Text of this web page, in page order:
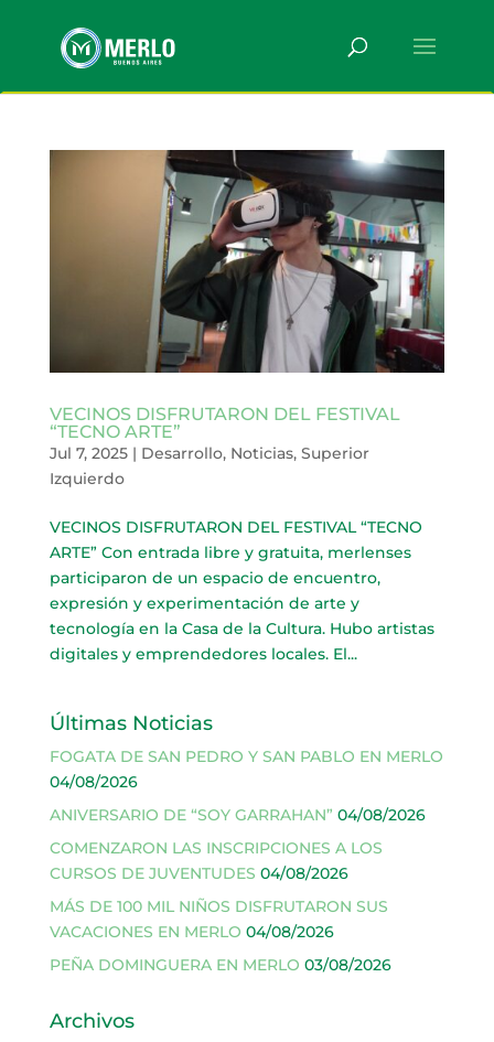
VECINOS DISFRUTARON DEL FESTIVAL
“TECNO ARTE”
Jul 7, 2025| Desarrollo, Noticias, Superior
Izquierdo
VECINOS DISFRUTARON DEL FESTIVAL “TECNO
ARTE” Con entrada libre y gratuita, merlenses
participaron de un espacio de encuentro,
expresión y experimentación de arte y
tecnología en la Casa de la Cultura. Hubo artistas
digitales y emprendedores locales. El...
Últimas Noticias
FOGATA DE SAN PEDRO Y SAN PABLO EN MERLO
04/08/2026
ANIVERSARIO DE “SOY GARRAHAN” 04/08/2026
COMENZARON LAS INSCRIPCIONES A LOS
CURSOS DE JUVENTUDES 04/08/2026
MÁS DE 100 MIL NIÑOS DISFRUTARON SUS
VACACIONES EN MERLO 04/08/2026
PEÑA DOMINGUERA EN MERLO 03/08/2026
Archivos